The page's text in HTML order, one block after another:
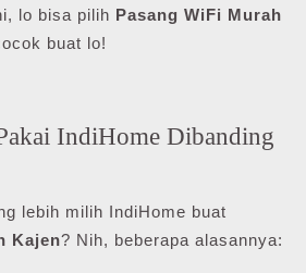
lo bisa pilih Pasang WiFi Murah
buat lo!
IndiHome Dibanding
lebih milih IndiHome buat
Kajen? Nih, beberapa alasannya: